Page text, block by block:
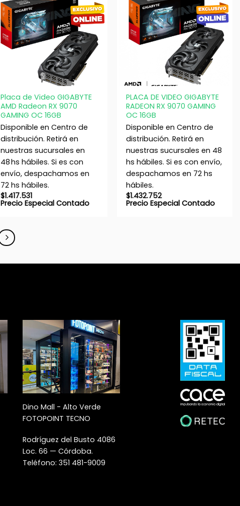
Placa de Video GIGABYTE
AMD Radeon RX 9070
GAMING OC 16GB
Disponible en Centro de
distribución. Retirá en
nuestras sucursales en
48 hs hábiles. Si es con
envío, despachamos en
72 hs hábiles.
$1.417.531
Precio Especial Contado
PLACA DE VIDEO GIGABYTE
RADEON RX 9070 GAMING
OC 16GB
Disponible en Centro de
distribución. Retirá en
nuestras sucursales en 48
hs hábiles. Si es con envío,
despachamos en 72 hs
hábiles.
$1.432.752
Precio Especial Contado
Dino Mall - Alto Verde
FOTOPOINT TECNO
Rodríguez del Busto 4086
Loc. 66 — Córdoba.
Teléfono: 351 481-9009